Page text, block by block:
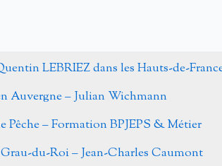
LEBRIEZ dans les Hauts-de-
Auvergne – Julian Wichmann
– Formation BPJEPS & Métier
du-Roi – Jean-Charles Caumont